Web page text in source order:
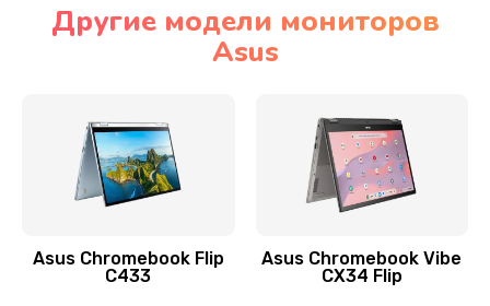
Чистка динамика и микрофонов (с разбором)
Замена кнопки Home (домой)
Заказать
Другие модели мониторов
Asus
Asus Chromebook Flip
C433
Asus Chromebook Vibe
CX34 Flip